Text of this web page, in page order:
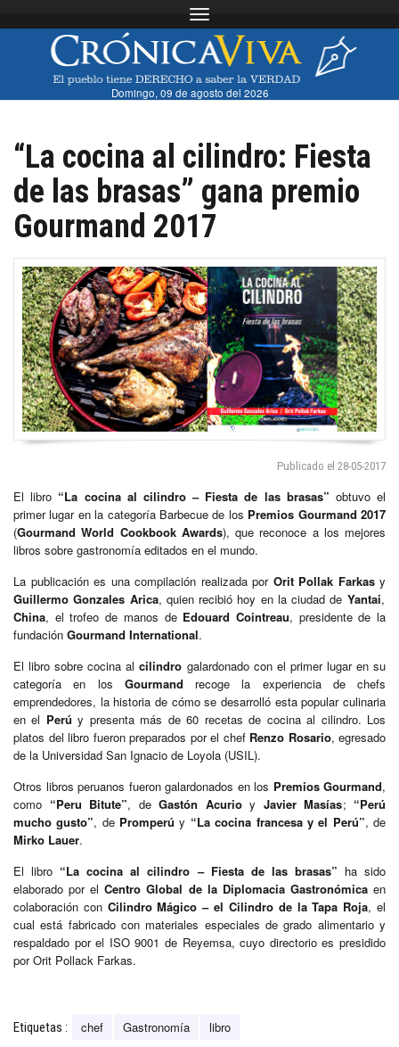
Toggle navigation
Domingo, 09 de agosto del 2026
“La cocina al cilindro: Fiesta
de las brasas” gana premio
Gourmand 2017
Publicado el 28-05-2017
El libro “La cocina al cilindro – Fiesta de las brasas” obtuvo el
primer lugar en la categoría Barbecue de los Premios Gourmand 2017
(Gourmand World Cookbook Awards), que reconoce a los mejores
libros sobre gastronomía editados en el mundo.
La publicación es una compilación realizada por Orit Pollak Farkasy
Guillermo Gonzales Arica, quien recibió hoy en la ciudad de Yantai,
China, el trofeo de manos de Edouard Cointreau, presidente de la
fundación Gourmand International.
El libro sobre cocina alcilindro galardonado con el primer lugar en su
categoría en los Gourmand recoge la experiencia de chefs
emprendedores, la historia de cómo se desarrolló esta popular culinaria
en el Perú y presenta más de 60 recetas de cocina al cilindro. Los
platos del libro fueron preparados por el chef Renzo Rosario, egresado
de la Universidad San Ignacio de Loyola (USIL).
Otros libros peruanos fueron galardonados en los Premios Gourmand,
como “Peru Bitute”, deGastón Acurioy Javier Masías; “Perú
mucho gusto”, de Promperú y “La cocina francesa y el Perú”, de
Mirko Lauer.
El libro “La cocina al cilindro – Fiesta de las brasas” ha sido
elaborado por elCentro Global de la Diplomacia Gastronómicaen
colaboración con Cilindro Mágico – el Cilindro de la Tapa Roja, el
cual está fabricado con materiales especiales de grado alimentario y
respaldado por el ISO 9001 de Reyemsa, cuyo directorio es presidido
por Orit Pollack Farkas.
Etiquetas : chef Gastronomía libro